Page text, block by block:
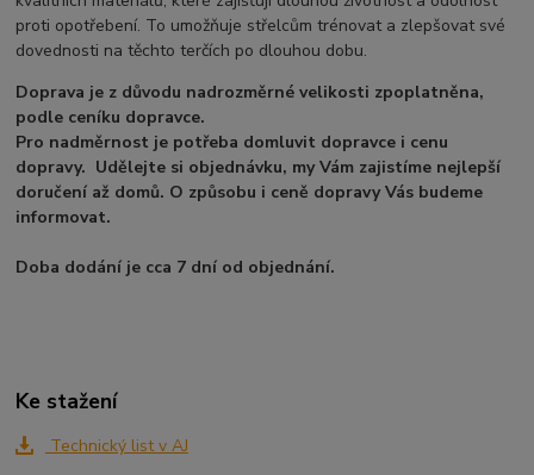
proti opotřebení. To umožňuje střelcům trénovat a zlepšovat své
dovednosti na těchto terčích po dlouhou dobu.
Doprava je z důvodu nadrozměrné velikosti zpoplatněna,
podle ceníku dopravce.
Pro nadměrnost je potřeba domluvit dopravce i cenu
dopravy. Udělejte si objednávku, my Vám zajistíme nejlepší
doručení až domů. O způsobu i ceně dopravy Vás budeme
informovat.
Doba dodání je cca 7 dní od objednání.
Ke stažení
Technický list v AJ